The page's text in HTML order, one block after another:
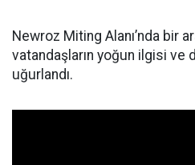
Newroz Miting Alanı’nda bir
vatandaşların yoğun ilgisi ve
uğurlandı.